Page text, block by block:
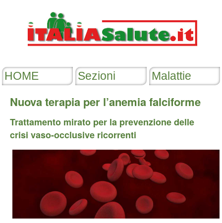
Nuova terapia per l’anemia falciforme
Trattamento mirato per la prevenzione delle
crisi vaso-occlusive ricorrenti